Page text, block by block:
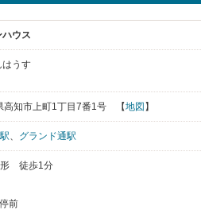
ウス
はうす
知市上町1丁目7番1号 【地図 】
、 グランド通駅
形 徒歩1分
前